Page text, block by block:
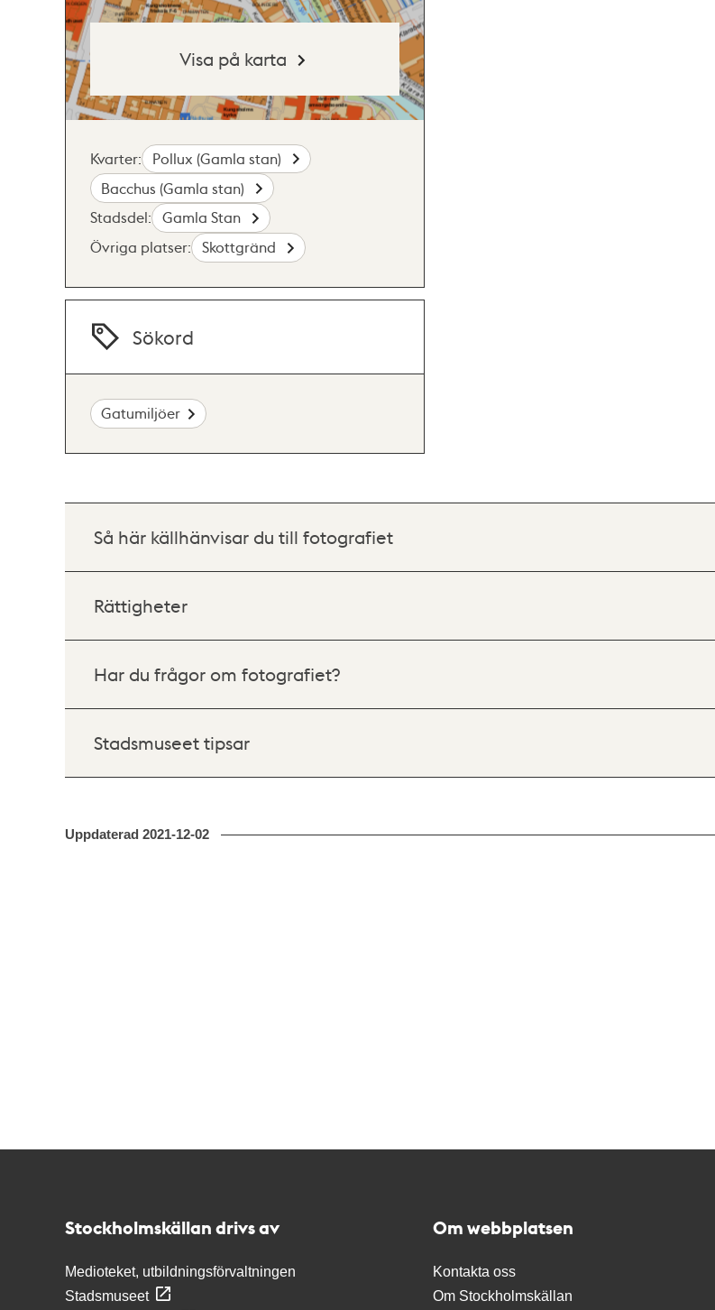
Visa på karta
Kvarter:
Pollux (Gamla stan)
Bacchus (Gamla stan)
Stadsdel:
Gamla Stan
Övriga platser:
Skottgränd
Sökord
Gatumiljöer
Så här källhänvisar du till fotografiet
Rättigheter
Har du frågor om fotografiet?
Stadsmuseet tipsar
Uppdaterad 2021-12-02
Stockholmskällan drivs av
Medioteket, utbildningsförvaltningen
Stadsmuseet
Om webbplatsen
Kontakta oss
Om Stockholmskällan